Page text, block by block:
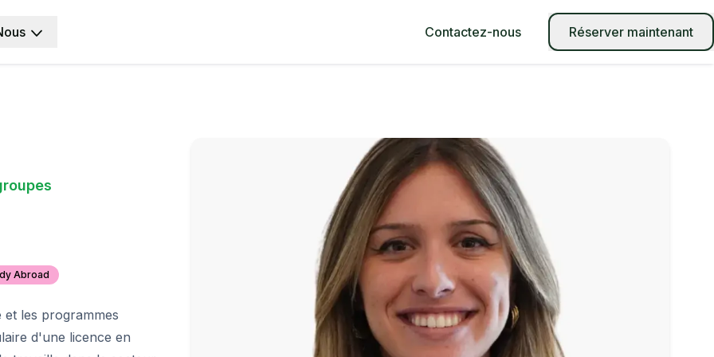
Contactez-nous Réserver maintenant
Abroad
et les programmes
d'une licence en